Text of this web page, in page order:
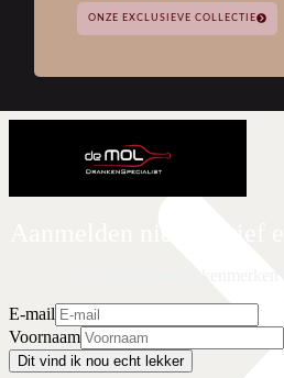
ONZE EXCLUSIEVE COLLECTIE